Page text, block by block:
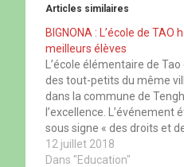
a
e
r
s
u
r
F
a
c
e
b
o
o
k
a
e
r
s
u
r
X
(
o
u
v
r
e
d
e
u
r
W
h
a
t
s
A
p
e
u
r
T
h
r
e
a
d
Articles similaires
BIGNONA : L’école de TAO
meilleurs élèves
L’école élémentaire de Tao
des tout-petits du même
dans la commune de
l’excellence. L’événement
sous signe « des droits et
l’enfant : le rôle des parents
vidéo) GMS / Lamine
12 juillet 2018
Dans "Education"